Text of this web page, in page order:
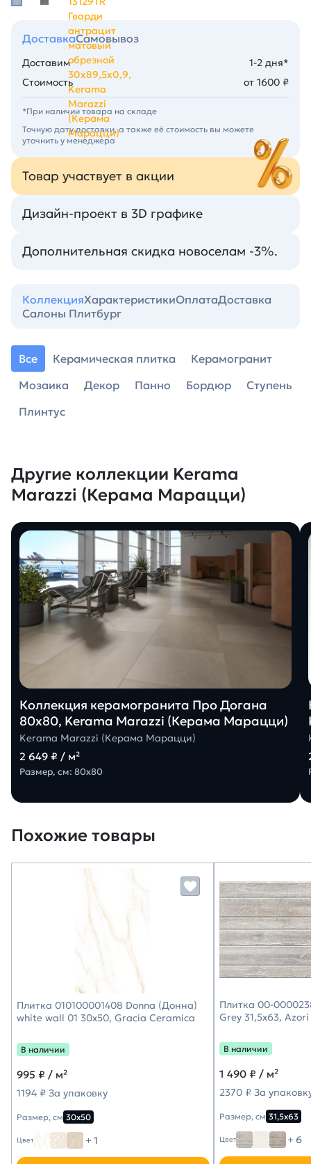
ДоставкаСамовывоз
Доставим
1-2 дня*
Стоимость
от 1600 ₽
*При наличии товара на складе
Точную дату доставки, а также её стоимость вы можете
уточнить у менеджера
Товар участвует в акции
Дизайн-проект в 3D графике
Дополнительная скидка новоселам -3%.
КоллекцияХарактеристикиОплатаДоставка
Салоны Плитбург
Все Керамическая плитка
Керамогранит
Мозаика
Декор Панно Бордюр
Ступень
Плинтус
Другие коллекции Kerama
Marazzi (Керама Марацци)
Коллекция керамогранита Про Догана
80х80, Kerama Marazzi (Керама Марацци)
Kerama Marazzi (Керама Марацци)
2 649 ₽ / м²
Размер, см: 80х80
Похожие товары
Плитка 010100001408 Donna (Донна)
white wall 01 30х50, Gracia Ceramica
В наличии
995 ₽ / м²
1194 ₽ За упаковку
Размер, см 30х50
Цвет + 1
Плитка 00-
Grey 31,5х63,
В наличии
1 490 ₽ / м²
2370 ₽ За
Размер, см 31,5х63
Цвет + 6